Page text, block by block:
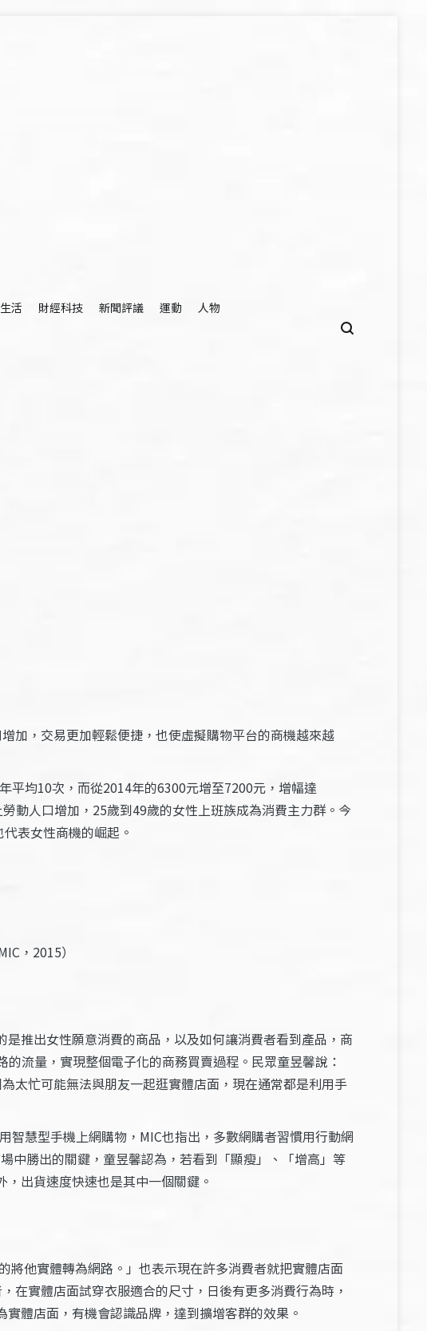
活 財經科技 新聞評議 運動 人物
加，交易更加輕鬆便捷，也使虛擬購物平台的商機越來越
平均10次，而從2014年的6300元增至7200元，增幅達
動人口增加，25歲到49歲的女性上班族成為消費主力群。今
表女性商機的崛起。
，2015）
推出女性願意消費的商品，以及如何讓消費者看到產品，商
流量，實現整個電子化的商務買賣過程。民眾童昱馨說：
太忙可能無法與朋友一起逛實體店面，現在通常都是利用手
慧型手機上網購物，MIC也指出，多數網購者習慣用行動網
中勝出的關鍵，童昱馨認為，若看到「顯瘦」、「增高」等
出貨速度快速也是其中一個關鍵。
將他實體轉為網路。」也表示現在許多消費者就把實體店面
在實體店面試穿衣服適合的尺寸，日後有更多消費行為時，
體店面，有機會認識品牌，達到擴增客群的效果。